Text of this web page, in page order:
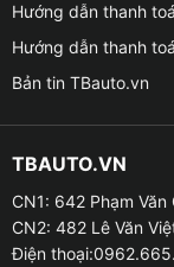
Hướng dẫn thanh
Hướng dẫn thanh
Bản tin TBauto.vn
TBAUTO.VN
CN1: 642 Phạm Văn
CN2: 482 Lê Văn
Điện